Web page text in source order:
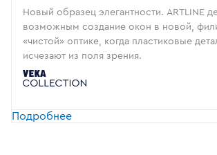
Новый образец элегантности. ARTLINE
возможным создание окон в новой,
«чистой» оптике, когда пластиковые
исчезают из поля зрения.
Подробнее